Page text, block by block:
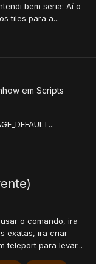
bem seria: Aí o
tiles para a...
em Scripts
o comando, ira
exatas, ira criar
teleport para levar...